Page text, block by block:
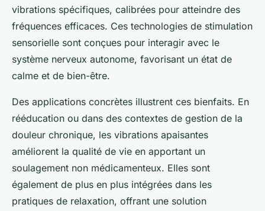
vibrations spécifiques, calibrées pour atteindre des
fréquences efficaces. Ces technologies de stimulation
sensorielle sont conçues pour interagir avec le
système nerveux autonome, favorisant un état de
calme et de bien-être.
Des applications concrètes illustrent ces bienfaits. En
rééducation ou dans des contextes de gestion de la
douleur chronique, les vibrations apaisantes
améliorent la qualité de vie en apportant un
soulagement non médicamenteux. Elles sont
également de plus en plus intégrées dans les
pratiques de relaxation, offrant une solution